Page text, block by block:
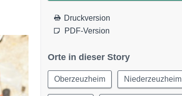
Druckversion
PDF-Version
Orte in dieser Story
Oberzeuzheim Niederzeuzheim